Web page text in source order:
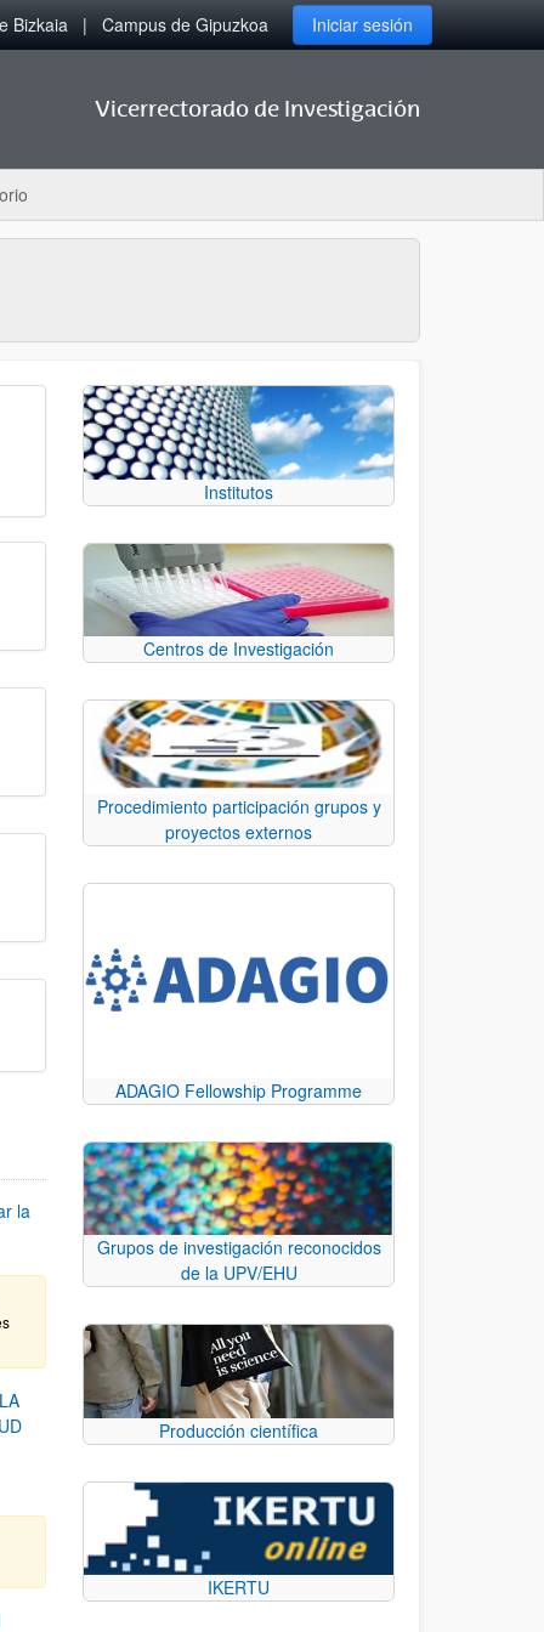
Bizkaia Campus de Gipuzkoa Iniciar sesión
Vicerrectorado de Investigación
la
Institutos
Centros de Investigación
Procedimiento participación grupos y
proyectos externos
ADAGIO Fellowship Programme
Grupos de investigación reconocidos
de la UPV/EHU
Producción científica
IKERTU